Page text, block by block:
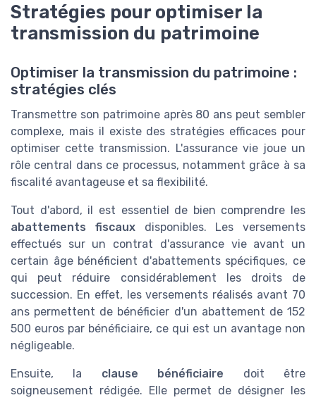
Stratégies pour optimiser la
transmission du patrimoine
Optimiser la transmission du patrimoine :
stratégies clés
Transmettre son patrimoine après 80 ans peut sembler
complexe, mais il existe des stratégies efficaces pour
optimiser cette transmission. L'assurance vie joue un
rôle central dans ce processus, notamment grâce à sa
fiscalité avantageuse et sa flexibilité.
Tout d'abord, il est essentiel de bien comprendre les
abattements fiscauxdisponibles. Les versements
effectués sur un contrat d'assurance vie avant un
certain âge bénéficient d'abattements spécifiques, ce
qui peut réduire considérablement les droits de
succession. En effet, les versements réalisés avant 70
ans permettent de bénéficier d'un abattement de 152
500 euros par bénéficiaire, ce qui est un avantage non
négligeable.
Ensuite, la clause bénéficiaire doit être
soigneusement rédigée. Elle permet de désigner les